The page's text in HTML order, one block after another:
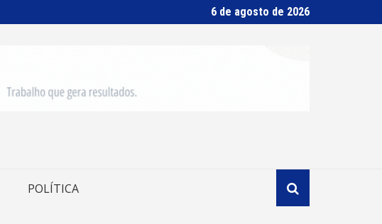
6 de agosto de 2026
POLÍTICA